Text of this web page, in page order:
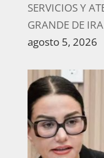
SERVICIOS Y
GRANDE DE
agosto 5, 2026